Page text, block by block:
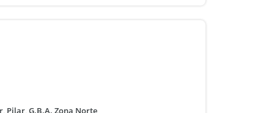
Pilar, G.B.A. Zona Norte